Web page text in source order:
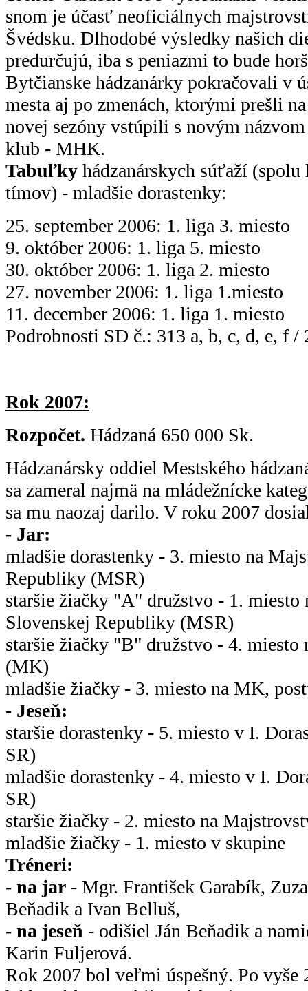
snom je účasť neoficiálnych
Švédsku. Dlhodobé výsledky našich
predurčujú, iba s peniazmi to bude
Bytčianske hádzanárky pokračovali v
mesta aj po zmenách, ktorými prešli
novej sezóny vstúpili s novým
klub - MHK.
Tabuľky hádzanárskych súťaží
tímov) - mladšie dorastenky:
25. september 2006: 1. liga 3. miesto
9. október 2006: 1. liga 5. miesto
30. október 2006: 1. liga 2. miesto
27. november 2006: 1. liga 1.miesto
11. december 2006: 1. liga 1. miesto
Podrobnosti SD č.: 313 a, b, c, d, e, f /
Rok 2007:
Rozpočet. Hádzaná 650 000 Sk.
Hádzanársky oddiel Mestského
sa zameral najmä na mládežnícke
sa mu naozaj darilo. V roku 2007
- Jar:
mladšie dorastenky - 3. miesto na
Republiky (MSR)
staršie žiačky "A" družstvo - 1. miesto
Slovenskej Republiky (MSR)
staršie žiačky "B" družstvo - 4. miesto
(MK)
mladšie žiačky - 3. miesto na MK,
- Jeseň:
staršie dorastenky - 5. miesto v I.
SR)
mladšie dorastenky - 4. miesto v I.
SR)
staršie žiačky - 2. miesto na
mladšie žiačky - 1. miesto v skupine
Tréneri:
- na jar - Mgr. František Garabík,
Beňadik a Ivan Belluš,
- na jeseň - odišiel Ján Beňadik a
Karin Fuljerová.
Rok 2007 bol veľmi úspešný. Po vyše